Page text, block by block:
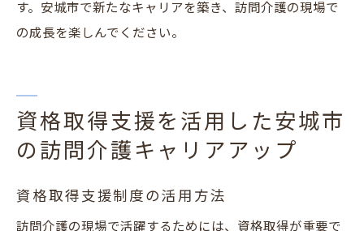
す。安城市で新たなキャリアを築き、訪問介護の現場で
の成長を楽しんでください。
資格取得支援を活用した安城市
の訪問介護キャリアアップ
資格取得支援制度の活用方法
訪問介護の現場で活躍するためには、資格取得が重要で